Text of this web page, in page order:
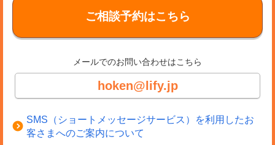
ご相談予約はこちら
メールでのお問い合わせはこちら
hoken@lify.jp
SMS（ショートメッセージサービス）を利用したお
客さまへのご案内について